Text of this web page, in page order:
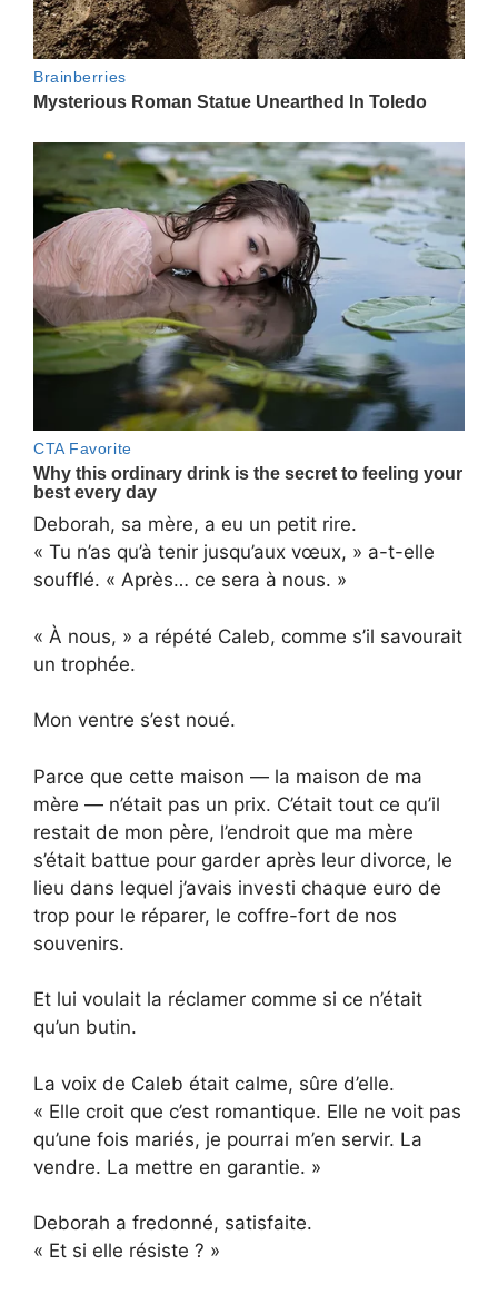
Deborah, sa mère, a eu un petit rire.
« Tu n’as qu’à tenir jusqu’aux vœux, » a-t-elle
soufflé. « Après… ce sera à nous. »
« À nous, » a répété Caleb, comme s’il savourait
un trophée.
Mon ventre s’est noué.
Parce que cette maison — la maison de ma
mère — n’était pas un prix. C’était tout ce qu’il
restait de mon père, l’endroit que ma mère
s’était battue pour garder après leur divorce, le
lieu dans lequel j’avais investi chaque euro de
trop pour le réparer, le coffre-fort de nos
souvenirs.
Et lui voulait la réclamer comme si ce n’était
qu’un butin.
La voix de Caleb était calme, sûre d’elle.
« Elle croit que c’est romantique. Elle ne voit pas
qu’une fois mariés, je pourrai m’en servir. La
vendre. La mettre en garantie. »
Deborah a fredonné, satisfaite.
« Et si elle résiste ? »